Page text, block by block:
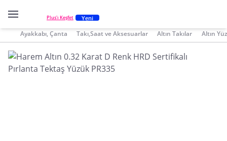
Plus'ı Keşfet Yeni
Ayakkabı, Çanta Takı,Saat ve Aksesuarlar Altın Takılar Altın